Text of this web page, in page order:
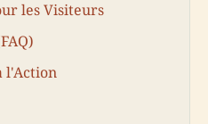
les Visiteurs
l'Action